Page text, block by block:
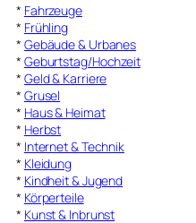
* Fahrzeuge
* Frühling
* Gebäude & Urbanes
* Geburtstag/Hochzeit
* Geld & Karriere
* Grusel
* Haus & Heimat
* Herbst
* Internet & Technik
* Kleidung
* Kindheit & Jugend
* Körperteile
* Kunst & Inbrunst